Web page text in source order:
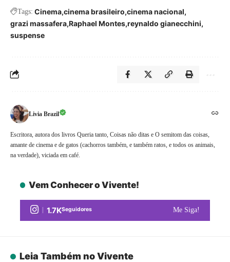
Tags: Cinema cinema brasileiro cinema nacional
grazi massafera Raphael Montes reynaldo gianecchini
suspense
Livia Brazil
Escritora, autora dos livros Queria tanto, Coisas não ditas e O semitom das coisas,
amante de cinema e de gatos (cachorros também, e também ratos, e todos os animais,
na verdade), viciada em café.
Vem Conhecer o Vivente!
1.7KSeguidores Me Siga!
Leia Também no Vivente